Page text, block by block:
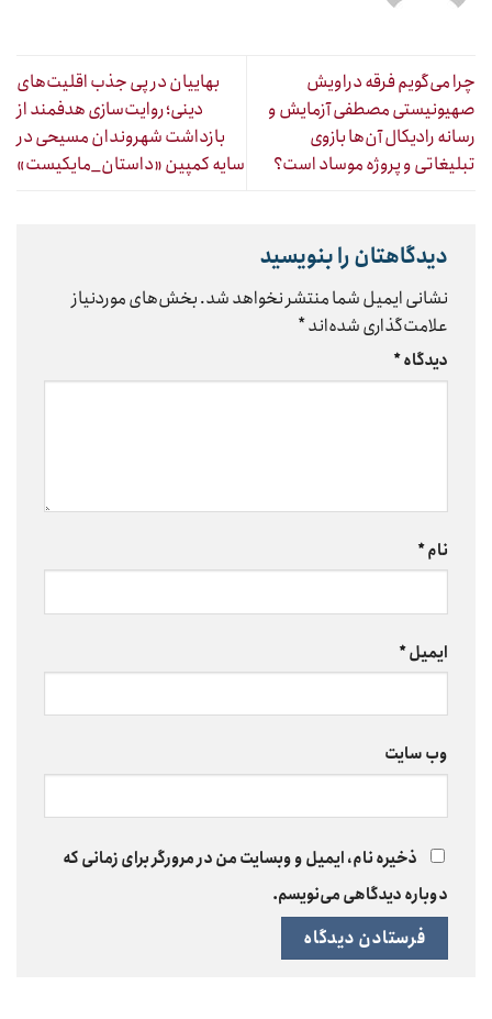
چرا می‌گویم فرقه دراویش
صهیونیستی مصطفی آزمایش و
رسانه رادیکال آن‌ها بازوی
تبلیغاتی و پروژه موساد است؟
بهاییان در پی جذب اقلیت‌های
دینی؛ روایت‌سازی هدفمند از
بازداشت شهروندان مسیحی در
سایه کمپین «داستان_مایکیست»
دیدگاهتان را بنویسید
نشانی ایمیل شما منتشر نخواهد شد.بخش‌های موردنیاز
علامت‌گذاری شده‌اند*
دیدگاه*
نام*
ایمیل*
وب‌ سایت
ذخیره نام، ایمیل و وبسایت من در مرورگر برای زمانی که
دوباره دیدگاهی می‌نویسم.